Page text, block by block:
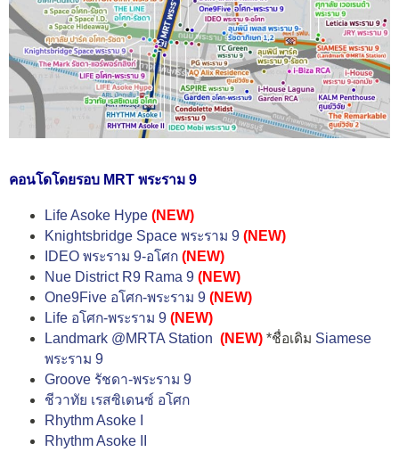
คอนโดโดยรอบ MRT พระราม 9
Life Asoke Hype (NEW)
Knightsbridge Space พระราม 9 (NEW)
IDEO พระราม 9-อโศก (NEW)
Nue District R9 Rama 9 (NEW)
One9Five อโศก-พระราม 9 (NEW)
Life อโศก-พระราม 9 (NEW)
Landmark @MRTA Station (NEW) *ชื่อเดิม Siamese
พระราม 9
Groove รัชดา-พระราม 9
ชีวาทัย เรสซิเดนซ์ อโศก
Rhythm Asoke I
Rhythm Asoke II